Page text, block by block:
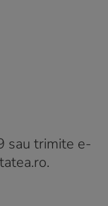
sau trimite e-